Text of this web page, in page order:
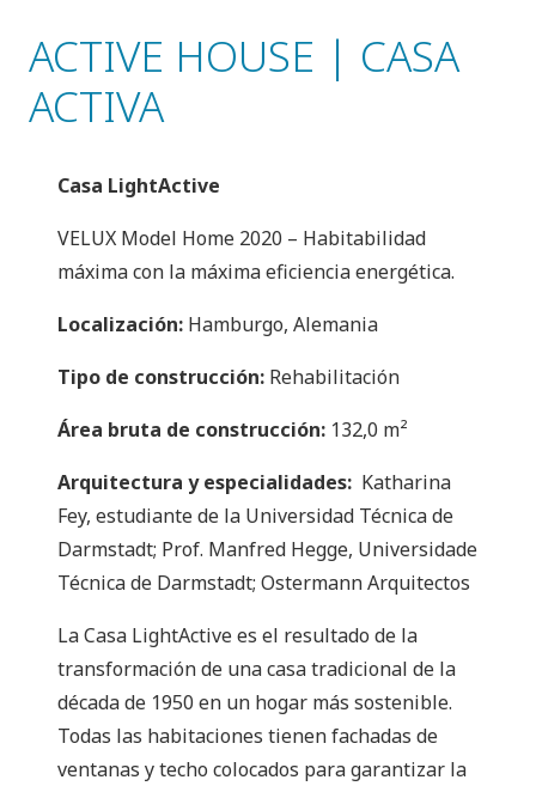
ACTIVE HOUSE | CASA
ACTIVA
Casa LightActive
VELUX Model Home 2020 – Habitabilidad
máxima con la máxima eficiencia energética.
Localización: Hamburgo, Alemania
Tipo de construcción: Rehabilitación
Área bruta de construcción: 132,0 m²
Arquitectura y especialidades: Katharina
Fey, estudiante de la Universidad Técnica de
Darmstadt; Prof. Manfred Hegge, Universidade
Técnica de Darmstadt; Ostermann Arquitectos
La Casa LightActive es el resultado de la
transformación de una casa tradicional de la
década de 1950 en un hogar más sostenible.
Todas las habitaciones tienen fachadas de
ventanas y techo colocados para garantizar la